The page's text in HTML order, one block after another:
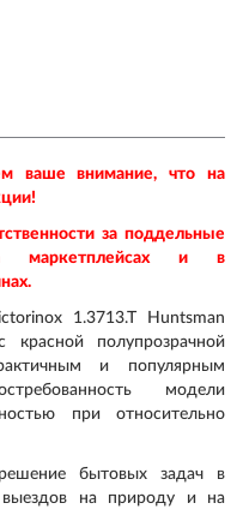
ваше внимание, что на
за поддельные
маркетплейсах и в
1.3713.T Huntsman
полупрозрачной
и популярным
модели
при относительно
бытовых задач в
выездов на природу и на